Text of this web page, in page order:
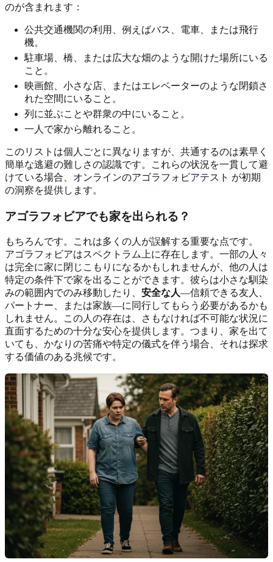
のが含まれます：
公共交通機関の利用、例えばバス、電車、または飛行
機。
駐車場、橋、または広大な畑のような開けた場所にいる
こと。
映画館、小さな店、またはエレベーターのような閉鎖さ
れた空間にいること。
列に並ぶことや群衆の中にいること。
一人で家から離れること。
このリストは個人ごとに異なりますが、共通するのは素早く
簡単な逃避の難しさの認識です。これらの状況を一貫して避
けている場合、 オンラインのアゴラフォビアテスト が初期
の洞察を提供します。
アゴラフォビアでも家を出られる？
もちろんです。これは多くの人が誤解する重要な点です。
アゴラフォビアはスペクトラム上に存在します。一部の人々
は完全に家に閉じこもりになるかもしれませんが、他の人は
特定の条件下で家を出ることができます。彼らは小さな馴染
みの範囲内でのみ移動したり、 安全な人—信頼できる友人、
パートナー、または家族—に同行してもらう必要があるかも
しれません。この人の存在は、さもなければ不可能な状況に
直面するための十分な安心を提供します。つまり、家を出て
いても、かなりの苦痛や特定の儀式を伴う場合、それは探求
する価値のある兆候です。